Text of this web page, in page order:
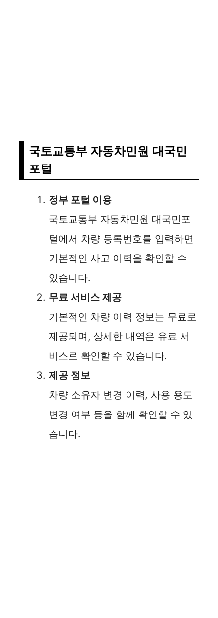
국토교통부 자동차민원 대국민
포털
정부 포털 이용
국토교통부 자동차민원 대국민포
털에서 차량 등록번호를 입력하면
기본적인 사고 이력을 확인할 수
있습니다.
무료 서비스 제공
기본적인 차량 이력 정보는 무료로
제공되며, 상세한 내역은 유료 서
비스로 확인할 수 있습니다.
제공 정보
차량 소유자 변경 이력, 사용 용도
변경 여부 등을 함께 확인할 수 있
습니다.